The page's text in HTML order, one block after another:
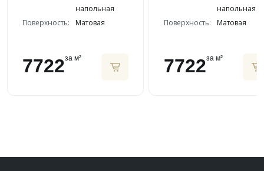
напольная
Поверхность:
Матовая
7722за м²
напольная
Поверхность:
Матовая
7722за м²